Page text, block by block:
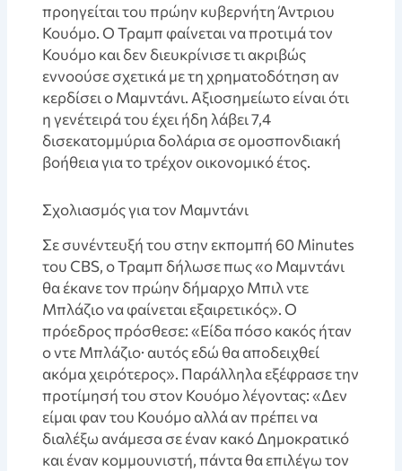
προηγείται του πρώην κυβερνήτη Άντριου
Κουόμο. Ο Τραμπ φαίνεται να προτιμά τον
Κουόμο και δεν διευκρίνισε τι ακριβώς
εννοούσε σχετικά με τη χρηματοδότηση αν
κερδίσει ο Μαμντάνι. Αξιοσημείωτο είναι ότι
η γενέτειρά του έχει ήδη λάβει 7,4
δισεκατομμύρια δολάρια σε ομοσπονδιακή
βοήθεια για το τρέχον οικονομικό έτος.
Σχολιασμός για τον Μαμντάνι
Σε συνέντευξή του στην εκπομπή 60 Minutes
του CBS, ο Τραμπ δήλωσε πως «ο Μαμντάνι
θα έκανε τον πρώην δήμαρχο Μπιλ ντε
Μπλάζιο να φαίνεται εξαιρετικός». Ο
πρόεδρος πρόσθεσε: «Είδα πόσο κακός ήταν
ο ντε Μπλάζιο· αυτός εδώ θα αποδειχθεί
ακόμα χειρότερος». Παράλληλα εξέφρασε την
προτίμησή του στον Κουόμο λέγοντας: «Δεν
είμαι φαν του Κουόμο αλλά αν πρέπει να
διαλέξω ανάμεσα σε έναν κακό Δημοκρατικό
και έναν κομμουνιστή, πάντα θα επιλέγω τον